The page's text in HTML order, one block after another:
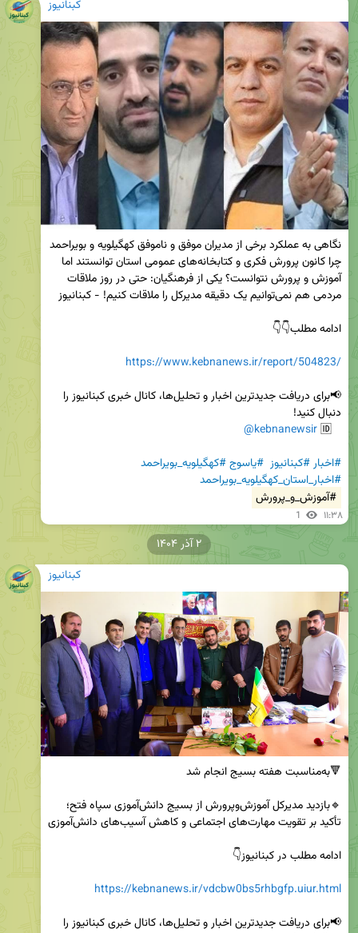
کبنانیوز
https://www.kebnanews.ir/report/504823/
@kebnanewsir
#اخبار#کبنانیوز #یاسوج#کهگیلویه_بویراحمد
#اخبار_استان_کهگیلویه_بویراحمد
#آموزش_و_پرورش
1 ۱۱:۳۸
کبنانیوز
https://kebnanews.ir/vdcbw0bs5rhbgfp.uiur.html
۲ آذر ۱۴۰۴